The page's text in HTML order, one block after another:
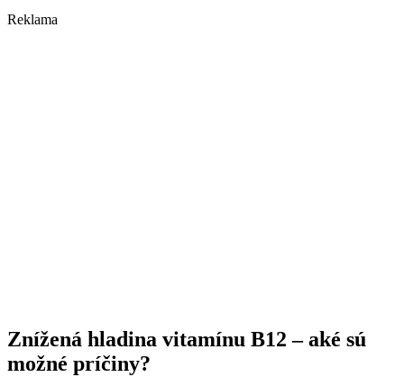
Reklama
Znížená hladina vitamínu B12 – aké sú
možné príčiny?